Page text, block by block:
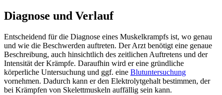
Diagnose und Verlauf
Entscheidend für die Diagnose eines Muskelkrampfs ist, wo genau
und wie die Beschwerden auftreten. Der Arzt benötigt eine genaue
Beschreibung, auch hinsichtlich des zeitlichen Auftretens und der
Intensität der Krämpfe. Daraufhin wird er eine gründliche
körperliche Untersuchung und ggf. eine Blutuntersuchung
vornehmen. Dadurch kann er den Elektrolytgehalt bestimmen, der
bei Krämpfen von Skelettmuskeln auffällig sein kann.